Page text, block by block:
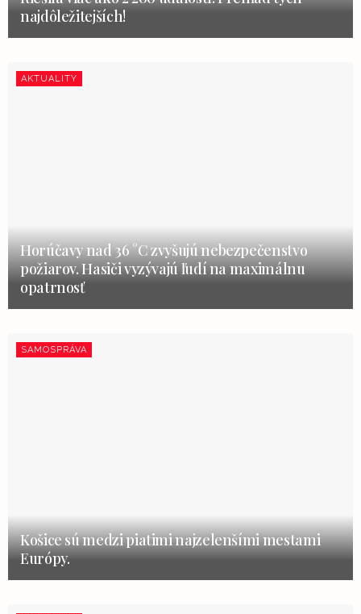
najdôležitejších!
AKTUALITY
Horúčavy nad 36 °C zvyšujú nebezpečenstvo
požiarov. Hasiči vyzývajú ľudí na maximálnu
opatrnosť
SAMOSPRÁVA
Košice sú medzi piatimi najzelenšími mestami
Európy.